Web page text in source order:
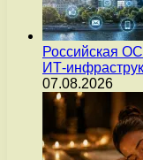
Российская
ИТ-
07.08.2026